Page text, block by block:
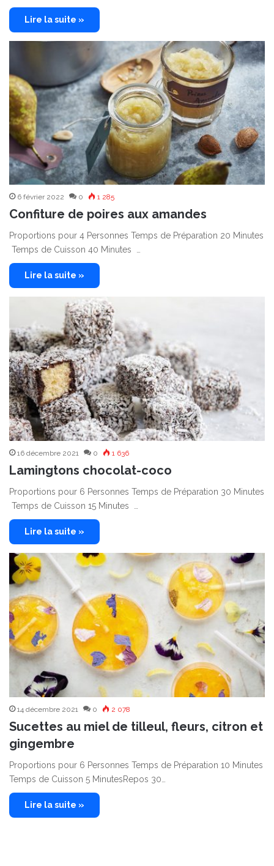
Lire la suite »
6 février 2022 0 1 285
Confiture de poires aux amandes
Proportions pour 4 Personnes Temps de Préparation 20 Minutes
Temps de Cuisson 40 Minutes …
Lire la suite »
16 décembre 2021 0 1 636
Lamingtons chocolat-coco
Proportions pour 6 Personnes Temps de Préparation 30 Minutes
Temps de Cuisson 15 Minutes …
Lire la suite »
14 décembre 2021 0 2 078
Sucettes au miel de tilleul, fleurs, citron et
gingembre
Proportions pour 6 Personnes Temps de Préparation 10 Minutes
Temps de Cuisson 5 MinutesRepos 30…
Lire la suite »